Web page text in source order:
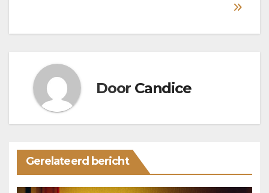
Door Candice
Gerelateerd bericht